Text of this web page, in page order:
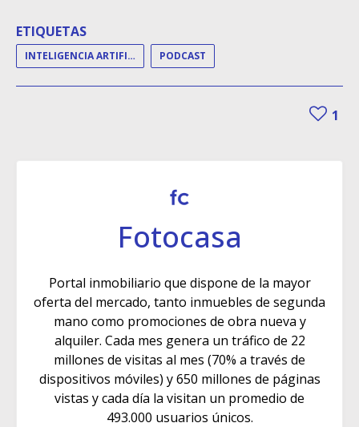
ETIQUETAS
INTELIGENCIA ARTIFICIAL PODCAST
1
Fotocasa
Portal inmobiliario que dispone de la mayor
oferta del mercado, tanto inmuebles de segunda
mano como promociones de obra nueva y
alquiler. Cada mes genera un tráfico de 22
millones de visitas al mes (70% a través de
dispositivos móviles) y 650 millones de páginas
vistas y cada día la visitan un promedio de
493.000 usuarios únicos.